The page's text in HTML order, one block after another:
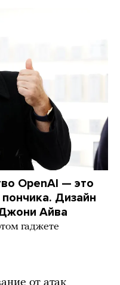
OpenAI — это
Дизайн
Айва
гаджете
от атак